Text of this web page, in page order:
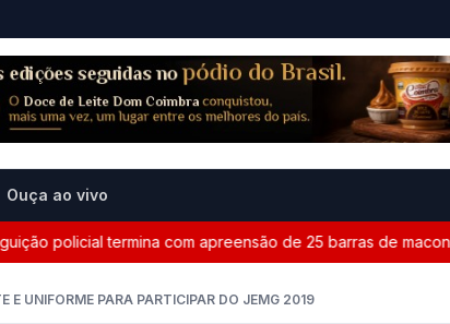
Ouça ao vivo
policial termina com apreensão de 25 barras de maconha
UNIFORME PARA PARTICIPAR DO JEMG 2019